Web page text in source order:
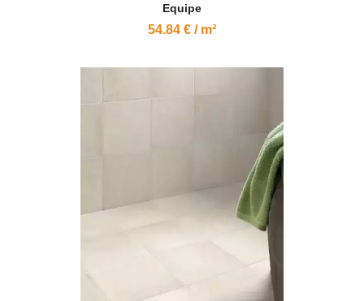
Equipe
54.84 € / m²